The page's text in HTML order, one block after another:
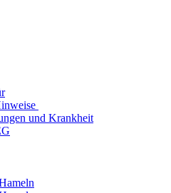
und Krankheit